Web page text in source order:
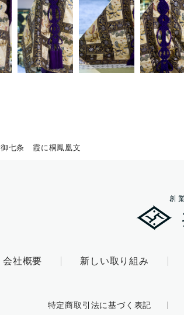
御七条 霞に桐鳳凰文
会社概要 新しい取り組み
特定商取引法に基づく表記